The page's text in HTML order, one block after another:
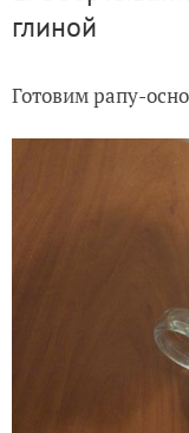
глиной
Готовим рапу-